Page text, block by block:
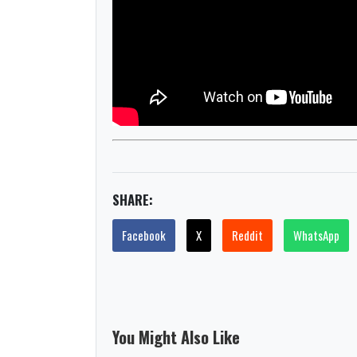
SHARE:
Facebook X Reddit WhatsApp
You Might Also Like